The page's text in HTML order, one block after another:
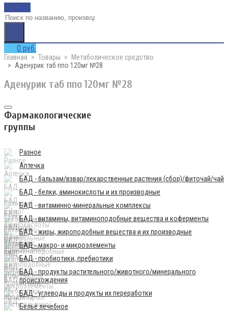
Каталог
0 руб.
Главная Товары
Метаболическое средство
Аденурик таб ппо 120мг №28
Аденурик таб ппо 120мг №28
Фармакологические
группы
Разное
Аптечка
БАД - бальзам/взвар/лекарственные растения (сбор)/фиточай/чай
БАД - белки, аминокислоты и их производные
БАД - витаминно-минеральные комплексы
БАД - витамины, витаминоподобные вещества и коферменты
БАД - жиры, жироподобные вещества и их производные
БАД - макро- и микроэлементы
БАД - пробиотики, пребиотики
БАД - продукты растительного/животного/минерального
происхождения
БАД - углеводы и продукты их переработки
Бельё лечебное